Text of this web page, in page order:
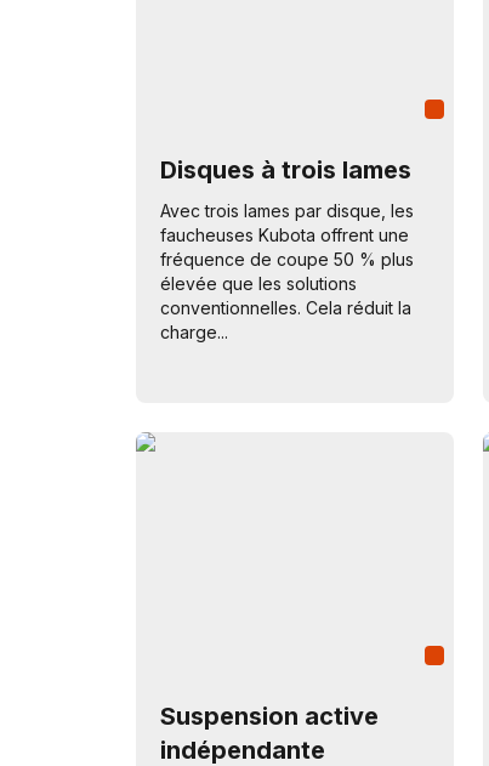
Disques à trois lames
Avec trois lames par disque, les
faucheuses Kubota offrent une
fréquence de coupe 50 % plus
élevée que les solutions
conventionnelles. Cela réduit la
charge...
Suspension active
indépendante